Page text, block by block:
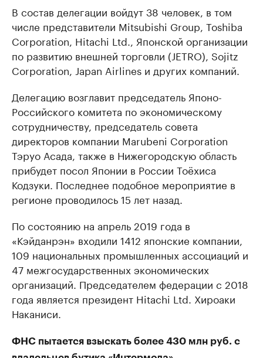
В состав делегации войдут 38 человек, в том
числе представители Mitsubishi Group, Toshiba
Corporation, Hitachi Ltd., Японской организации
по развитию внешней торговли (JETRO), Sojitz
Corporation, Japan Airlines и других компаний.
Делегацию возглавит председатель Японо-
Российского комитета по экономическому
сотрудничеству, председатель совета
директоров компании Marubeni Corporation
Тэруо Асада, также в Нижегородскую область
прибудет посол Японии в России Тоёхиса
Кодзуки. Последнее подобное мероприятие в
регионе проводилось 15 лет назад.
По состоянию на апрель 2019 года в
«Кэйданрэн» входили 1412 японские компании,
109 национальных промышленных ассоциаций и
47 межгосударственных экономических
организаций. Председателем федерации c 2018
года является президент Hitachi Ltd. Хироаки
Наканиси.
ФНС пытается взыскать более 430 млн руб. с